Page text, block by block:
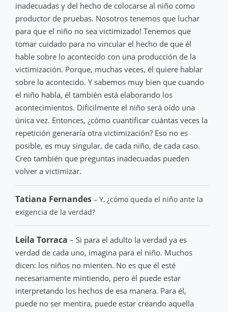
inadecuadas y del hecho de colocarse al niño como
productor de pruebas. Nosotros tenemos que luchar
para que el niño no sea victimizado! Tenemos que
tomar cuidado para no vincular el hecho de que él
hable sobre lo acontecido con una producción de la
victimización. Porque, muchas veces, él quiere hablar
sobre lo acontecido. Y sabemos muy bien que cuando
el niño habla, él también está elaborando los
acontecimientos. Dificilmente el niño será oído una
única vez. Entonces, ¿cómo cuantificar cuántas veces la
repetición generaría otra victimización? Eso no es
posible, es muy singular, de cada niño, de cada caso.
Creo también que preguntas inadecuadas pueden
volver a victimizar.
Tatiana Fernandes – Y, ¿cómo queda el niño ante la
exigencia de la verdad?
Leila Torraca – Si para el adulto la verdad ya es
verdad de cada uno, imagina para el niño. Muchos
dicen: los niños no mienten. No es que él esté
necesariamente mintiendo, pero él puede estar
interpretando los hechos de esa manera. Para él,
puede no ser mentira, puede estar creando aquella